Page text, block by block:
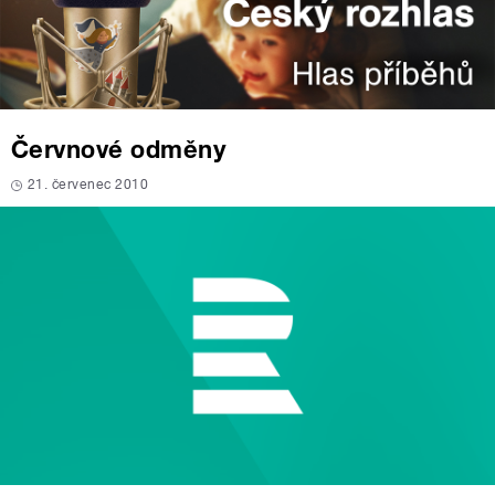
Červnové odměny
21. červenec 2010